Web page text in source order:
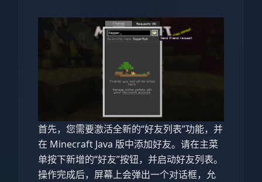
首先，您需要激活全新的“好友列表”功能，并
在 Minecraft Java 版中添加好友。请在主菜
单按下新增的“好友”按钮，并启动好友列表。
操作完成后，屏幕上会弹出一个对话框，允